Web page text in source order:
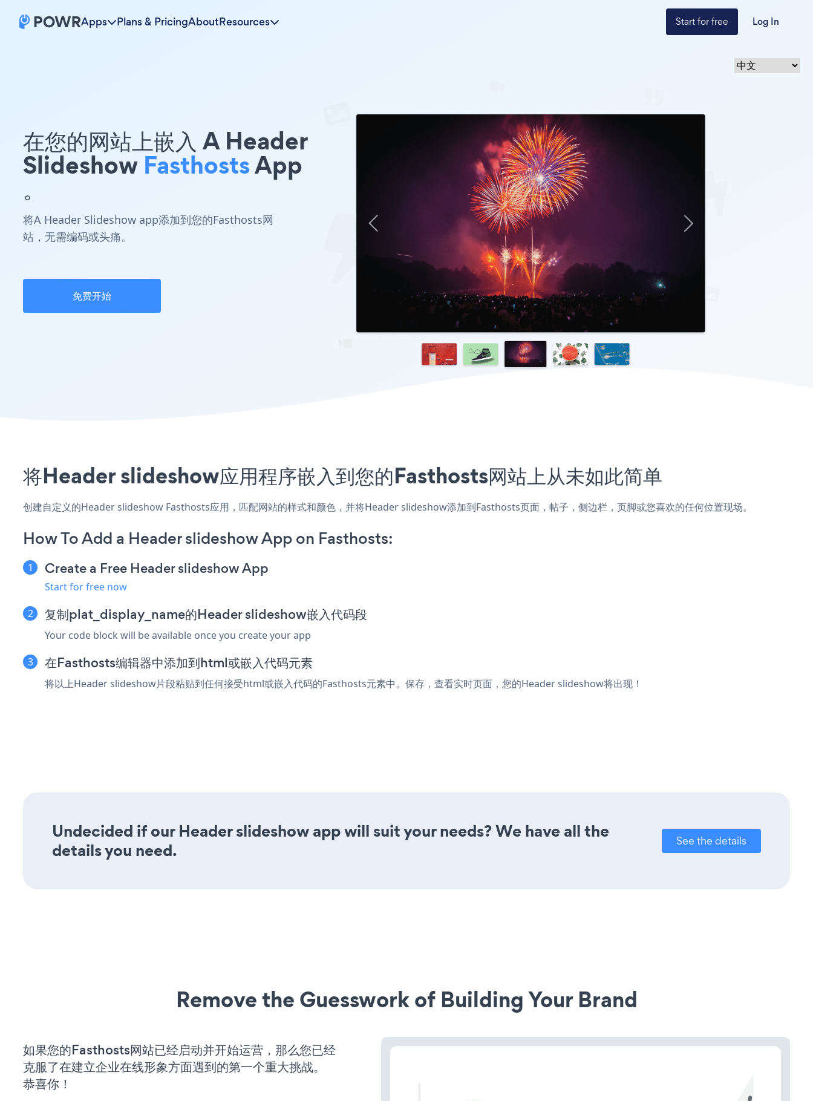
Apps Plans & PricingAboutResources Start for free Log In
在您的网站上嵌入 A Header
Slideshow FasthostsApp
。
将A Header Slideshow app添加到您的Fasthosts网
站，无需编码或头痛。
免费开始
将Header slideshow应用程序嵌入到您的Fasthosts网站上从未如此简单
创建自定义的Header slideshow Fasthosts应用，匹配网站的样式和颜色，并将Header slideshow添加到Fasthosts页面，帖子，侧边栏，页脚或您喜欢的任何位置现场。
How To Add a Header slideshow App on Fasthosts:
Create a Free Header slideshow App
Start for free now
复制plat_display_name的Header slideshow嵌入代码段
Your code block will be available once you create your app
在Fasthosts编辑器中添加到html或嵌入代码元素
将以上Header slideshow片段粘贴到任何接受html或嵌入代码的Fasthosts元素中。保存，查看实时页面，您的Header slideshow将出现！
Undecided if our Header slideshow app will suit your needs? We have all the
details you need.
See the details
Remove the Guesswork of Building Your Brand
如果您的Fasthosts网站已经启动并开始运营，那么您已经
克服了在建立企业在线形象方面遇到的第一个重大挑战。
恭喜你！